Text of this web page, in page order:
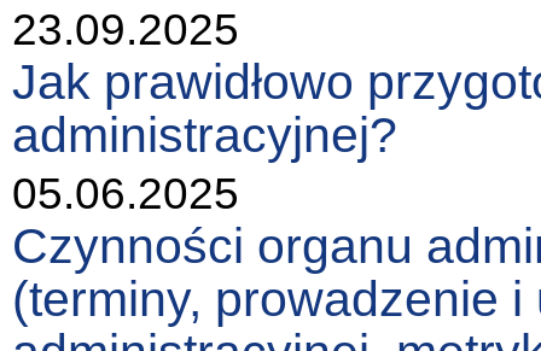
23.09.2025
Jak prawidłowo
administracyjnej?
05.06.2025
Czynności organu
(terminy, prowadzenie